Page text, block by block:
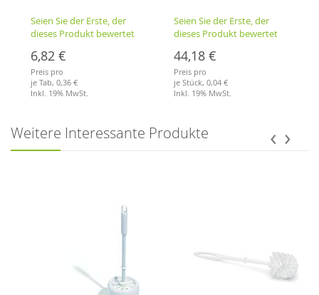
Seien Sie der Erste, der
dieses Produkt bewertet
6,82 €
Preis pro
je Tab,0,36 €
Inkl. 19% MwSt.
Seien Sie der Erste, der
dieses Produkt bewertet
44,18 €
Preis pro
je Stück,0,04 €
Inkl. 19% MwSt.
Weitere Interessante Produkte ‹ ›